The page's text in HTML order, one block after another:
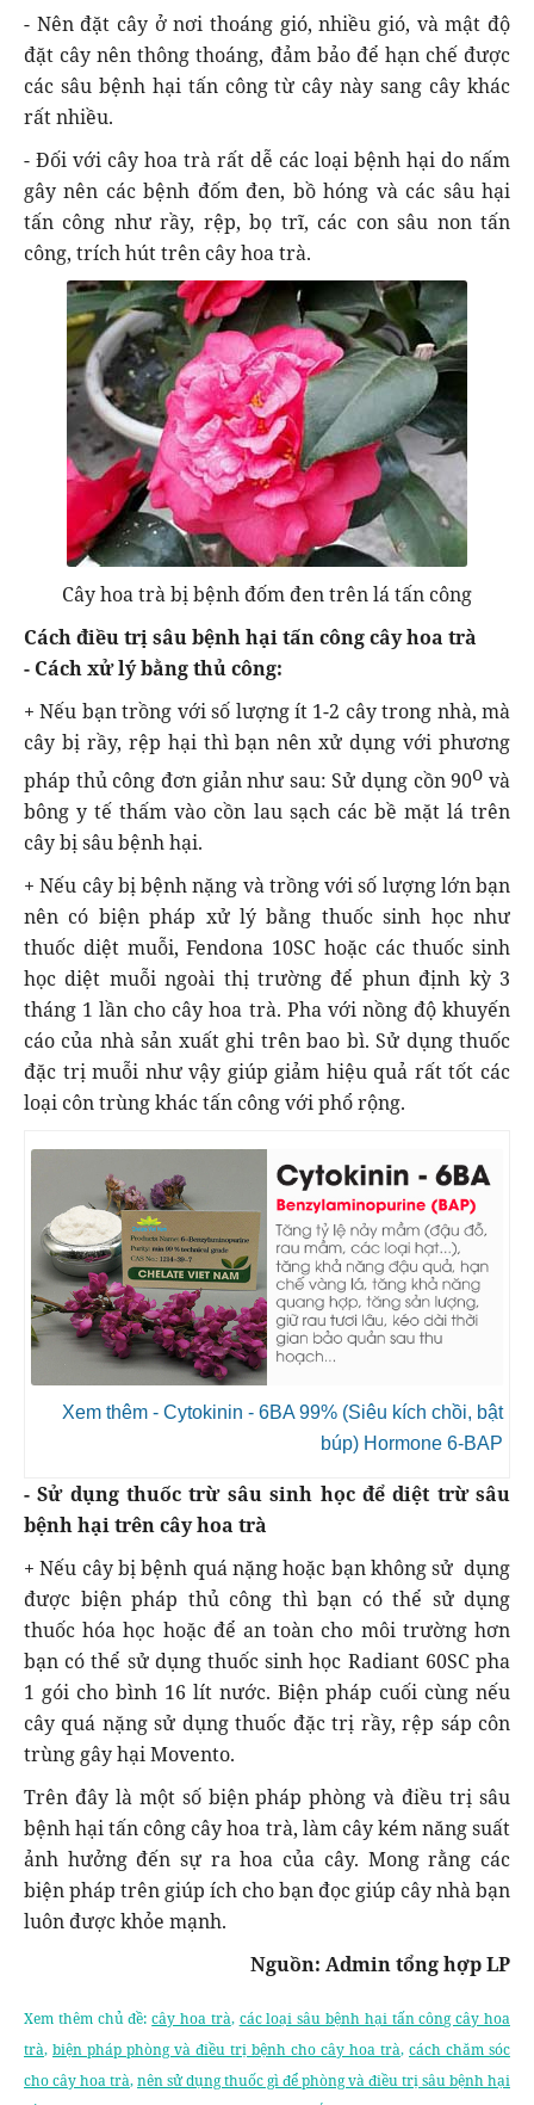
- Nên đặt cây ở nơi thoáng gió, nhiều gió, và mật độ
đặt cây nên thông thoáng, đảm bảo để hạn chế được
các sâu bệnh hại tấn công từ cây này sang cây khác
rất nhiều.
- Đối với cây hoa trà rất dễ các loại bệnh hại do nấm
gây nên các bệnh đốm đen, bồ hóng và các sâu hại
tấn công như rầy, rệp, bọ trĩ, các con sâu non tấn
công, trích hút trên cây hoa trà.
Cây hoa trà bị bệnh đốm đen trên lá tấn công
Cách điều trị sâu bệnh hại tấn công cây hoa trà
- Cách xử lý bằng thủ công:
+ Nếu bạn trồng với số lượng ít 1-2 cây trong nhà, mà
cây bị rầy, rệp hại thì bạn nên xử dụng với phương
pháp thủ công đơn giản như sau: Sử dụng cồn 90o và
bông y tế thấm vào cồn lau sạch các bề mặt lá trên
cây bị sâu bệnh hại.
+ Nếu cây bị bệnh nặng và trồng với số lượng lớn bạn
nên có biện pháp xử lý bằng thuốc sinh học như
thuốc diệt muỗi, Fendona 10SC hoặc các thuốc sinh
học diệt muỗi ngoài thị trường để phun định kỳ 3
tháng 1 lần cho cây hoa trà. Pha với nồng độ khuyến
cáo của nhà sản xuất ghi trên bao bì. Sử dụng thuốc
đặc trị muỗi như vậy giúp giảm hiệu quả rất tốt các
loại côn trùng khác tấn công với phổ rộng.
Xem thêm - Cytokinin - 6BA 99% (Siêu kích chồi, bật
búp) Hormone 6-BAP
- Sử dụng thuốc trừ sâu sinh học để diệt trừ sâu
bệnh hại trên cây hoa trà
+ Nếu cây bị bệnh quá nặng hoặc bạn không sử dụng
được biện pháp thủ công thì bạn có thể sử dụng
thuốc hóa học hoặc để an toàn cho môi trường hơn
bạn có thể sử dụng thuốc sinh học Radiant 60SC pha
1 gói cho bình 16 lít nước. Biện pháp cuối cùng nếu
cây quá nặng sử dụng thuốc đặc trị rầy, rệp sáp côn
trùng gây hại Movento.
Trên đây là một số biện pháp phòng và điều trị sâu
bệnh hại tấn công cây hoa trà, làm cây kém năng suất
ảnh hưởng đến sự ra hoa của cây. Mong rằng các
biện pháp trên giúp ích cho bạn đọc giúp cây nhà bạn
luôn được khỏe mạnh.
Nguồn: Admin tổng hợp LP
Xem thêm chủ đề:cây hoa trà, các loại sâu bệnh hại tấn công cây hoa
trà, biện pháp phòng và điều trị bệnh cho cây hoa trà, cách chăm sóc
cho cây hoa trà,nên sử dụng thuốc gì để phòng và điều trị sâu bệnh hại